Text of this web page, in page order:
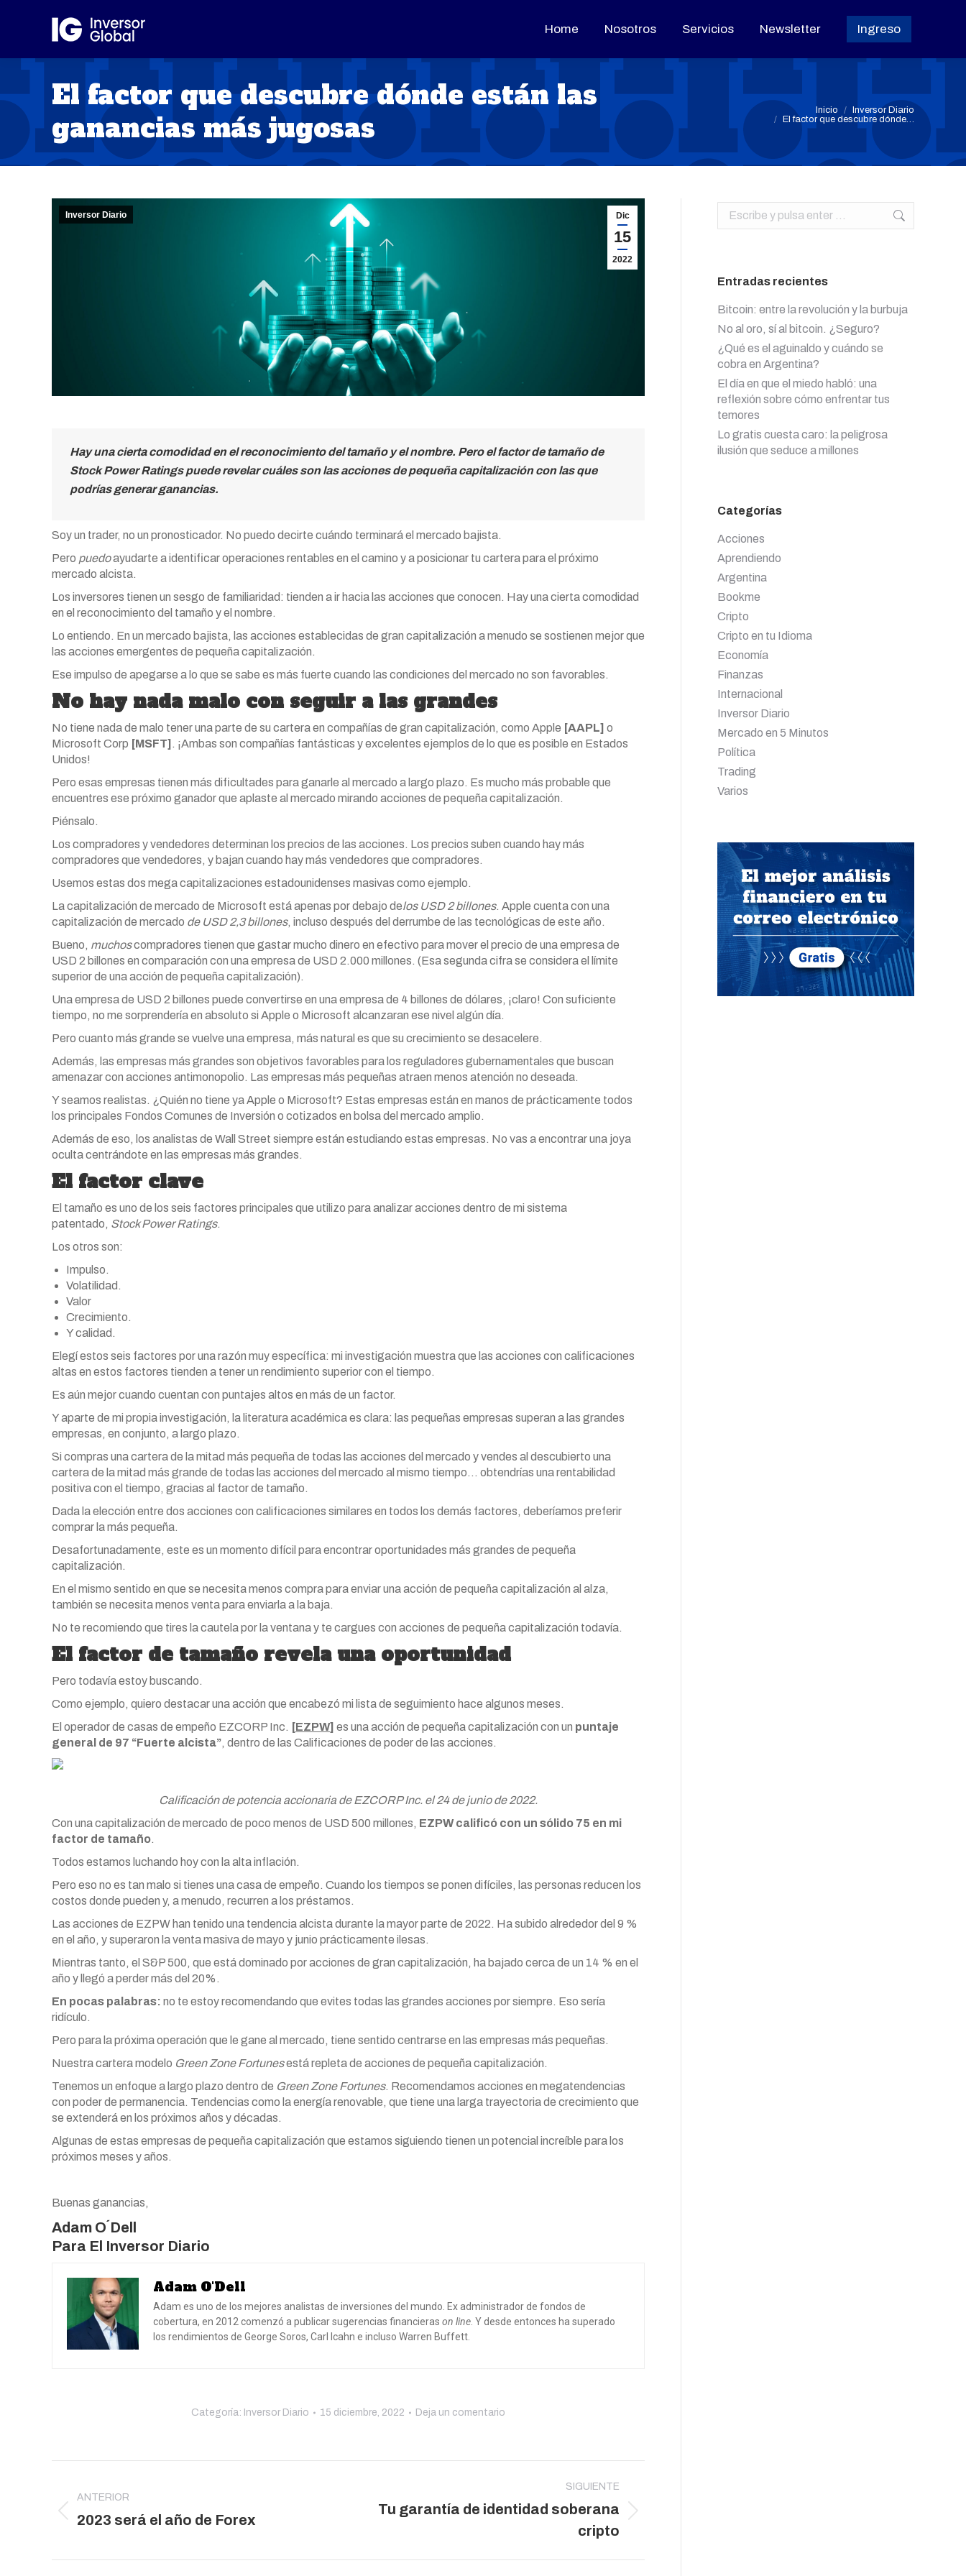
Home Nosotros Servicios Newsletter Ingreso
El factor que descubre dónde están las
ganancias más jugosas
Estás aquí: Inicio
Inversor Diario
El factor que descubre dónde…
Dic
15
2022
Inversor Diario
Hay una cierta comodidad en el reconocimiento del tamaño y el nombre. Pero el factor de tamaño de
Stock Power Ratings puede revelar cuáles son las acciones de pequeña capitalización con las que
podrías generar ganancias.
Soy un trader, no un pronosticador. No puedo decirte cuándo terminará el mercado bajista.
Pero puedoayudarte a identificar operaciones rentables en el camino y a posicionar tu cartera para el próximo
mercado alcista.
Los inversores tienen un sesgo de familiaridad: tienden a ir hacia las acciones que conocen. Hay una cierta comodidad
en el reconocimiento del tamaño y el nombre.
Lo entiendo. En un mercado bajista, las acciones establecidas de gran capitalización a menudo se sostienen mejor que
las acciones emergentes de pequeña capitalización.
Ese impulso de apegarse a lo que se sabe es más fuerte cuando las condiciones del mercado no son favorables.
No hay nada malo con seguir a las grandes
No tiene nada de malo tener una parte de su cartera en compañías de gran capitalización, como Apple [AAPL] o
Microsoft Corp [MSFT] . ¡Ambas son compañías fantásticas y excelentes ejemplos de lo que es posible en Estados
Unidos!
Pero esas empresas tienen más dificultades para ganarle al mercado a largo plazo. Es mucho más probable que
encuentres ese próximo ganador que aplaste al mercado mirando acciones de pequeña capitalización.
Piénsalo.
Los compradores y vendedores determinan los precios de las acciones. Los precios suben cuando hay más
compradores que vendedores, y bajan cuando hay más vendedores que compradores.
Usemos estas dos mega capitalizaciones estadounidenses masivas como ejemplo.
La capitalización de mercado de Microsoft está apenas por debajo delos USD 2 billones. Apple cuenta con una
capitalización de mercado de USD 2,3 billones, incluso después del derrumbe de las tecnológicas de este año.
Bueno, muchoscompradores tienen que gastar mucho dinero en efectivo para mover el precio de una empresa de
USD 2 billones en comparación con una empresa de USD 2.000 millones. (Esa segunda cifra se considera el límite
superior de una acción de pequeña capitalización).
Una empresa de USD 2 billones puede convertirse en una empresa de 4 billones de dólares, ¡claro! Con suficiente
tiempo, no me sorprendería en absoluto si Apple o Microsoft alcanzaran ese nivel algún día.
Pero cuanto más grande se vuelve una empresa, más natural es que su crecimiento se desacelere.
Además, las empresas más grandes son objetivos favorables para los reguladores gubernamentales que buscan
amenazar con acciones antimonopolio. Las empresas más pequeñas atraen menos atención no deseada.
Y seamos realistas. ¿Quién no tiene ya Apple o Microsoft? Estas empresas están en manos de prácticamente todos
los principales Fondos Comunes de Inversión o cotizados en bolsa del mercado amplio.
Además de eso, los analistas de Wall Street siempre están estudiando estas empresas. No vas a encontrar una joya
oculta centrándote en las empresas más grandes.
El factor clave
El tamaño es uno de los seis factores principales que utilizo para analizar acciones dentro de mi sistema
patentado, Stock Power Ratings.
Los otros son:
Impulso.
Volatilidad.
Valor
Crecimiento.
Y calidad.
Elegí estos seis factores por una razón muy específica: mi investigación muestra que las acciones con calificaciones
altas en estos factores tienden a tener un rendimiento superior con el tiempo.
Es aún mejor cuando cuentan con puntajes altos en más de un factor.
Y aparte de mi propia investigación, la literatura académica es clara: las pequeñas empresas superan a las grandes
empresas, en conjunto, a largo plazo.
Si compras una cartera de la mitad más pequeña de todas las acciones del mercado y vendes al descubierto una
cartera de la mitad más grande de todas las acciones del mercado al mismo tiempo… obtendrías una rentabilidad
positiva con el tiempo, gracias al factor de tamaño.
Dada la elección entre dos acciones con calificaciones similares en todos los demás factores, deberíamos preferir
comprar la más pequeña.
Desafortunadamente, este es un momento difícil para encontrar oportunidades más grandes de pequeña
capitalización.
En el mismo sentido en que se necesita menos compra para enviar una acción de pequeña capitalización al alza,
también se necesita menos venta para enviarla a la baja.
No te recomiendo que tires la cautela por la ventana y te cargues con acciones de pequeña capitalización todavía.
El factor de tamaño revela una oportunidad
Pero todavía estoy buscando.
Como ejemplo, quiero destacar una acción que encabezó mi lista de seguimiento hace algunos meses.
El operador de casas de empeño EZCORP Inc. [EZPW] es una acción de pequeña capitalización con un puntaje
general de 97 “Fuerte alcista”, dentro de las Calificaciones de poder de las acciones.
Calificación de potencia accionaria de EZCORP Inc. el 24 de junio de 2022.
Con una capitalización de mercado de poco menos de USD 500 millones, EZPW calificó con un sólido 75 en mi
factor de tamaño.
Todos estamos luchando hoy con la alta inflación.
Pero eso no es tan malo si tienes una casa de empeño. Cuando los tiempos se ponen difíciles, las personas reducen los
costos donde pueden y, a menudo, recurren a los préstamos.
Las acciones de EZPW han tenido una tendencia alcista durante la mayor parte de 2022. Ha subido alrededor del 9 %
en el año, y superaron la venta masiva de mayo y junio prácticamente ilesas.
Mientras tanto, el S&P 500, que está dominado por acciones de gran capitalización, ha bajado cerca de un 14 % en el
año y llegó a perder más del 20%.
En pocas palabras: no te estoy recomendando que evites todas las grandes acciones por siempre. Eso sería
ridículo.
Pero para la próxima operación que le gane al mercado, tiene sentido centrarse en las empresas más pequeñas.
Nuestra cartera modelo Green Zone Fortunesestá repleta de acciones de pequeña capitalización.
Tenemos un enfoque a largo plazo dentro de Green Zone Fortunes. Recomendamos acciones en megatendencias
con poder de permanencia. Tendencias como la energía renovable, que tiene una larga trayectoria de crecimiento que
se extenderá en los próximos años y décadas.
Algunas de estas empresas de pequeña capitalización que estamos siguiendo tienen un potencial increíble para los
próximos meses y años.
Buenas ganancias,
Adam O´Dell
Para El Inversor Diario
Adam O'Dell
Adam es uno de los mejores analistas de inversiones del mundo. Ex administrador de fondos de
cobertura, en 2012 comenzó a publicar sugerencias financieras on line . Y desde entonces ha superado
los rendimientos de George Soros, Carl Icahn e incluso Warren Buffett.
Categoría: Inversor Diario 15 diciembre, 2022 Deja un comentario
entre
publicaciones
ANTERIOR
Publicación
2023 será el año de Forex
SIGUIENTE
Publicación
Tu garantía de identidad soberana
cripto
Buscar:
Entradas recientes
Bitcoin: entre la revolución y la burbuja
No al oro, sí al bitcoin. ¿Seguro?
¿Qué es el aguinaldo y cuándo se
cobra en Argentina?
El día en que el miedo habló: una
reflexión sobre cómo enfrentar tus
temores
Lo gratis cuesta caro: la peligrosa
ilusión que seduce a millones
Categorías
Acciones
Aprendiendo
Argentina
Bookme
Cripto
Cripto en tu Idioma
Economía
Finanzas
Internacional
Inversor Diario
Mercado en 5 Minutos
Política
Trading
Varios
Home Nosotros Servicios Newsletter Ingreso